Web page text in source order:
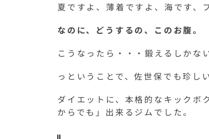
夏ですよ、薄着ですよ、海です、
なのに、どうするの、このお腹。
こうなったら・・・鍛えるしかな
っということで、佐世保でも珍し
ダイエットに、本格的なキックボ
からでも」出来るジムでした。